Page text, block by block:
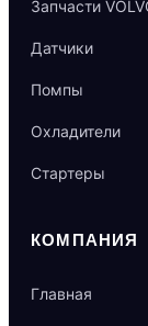
Запчасти
Датчики
Помпы
Охладители
Стартеры
КОМПАНИЯ
Главная